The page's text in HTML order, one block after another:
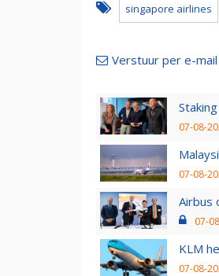
singapore airlines
Verstuur per e-mail
07-08-
07-08-
Airbus
07-
KLM
07-08-